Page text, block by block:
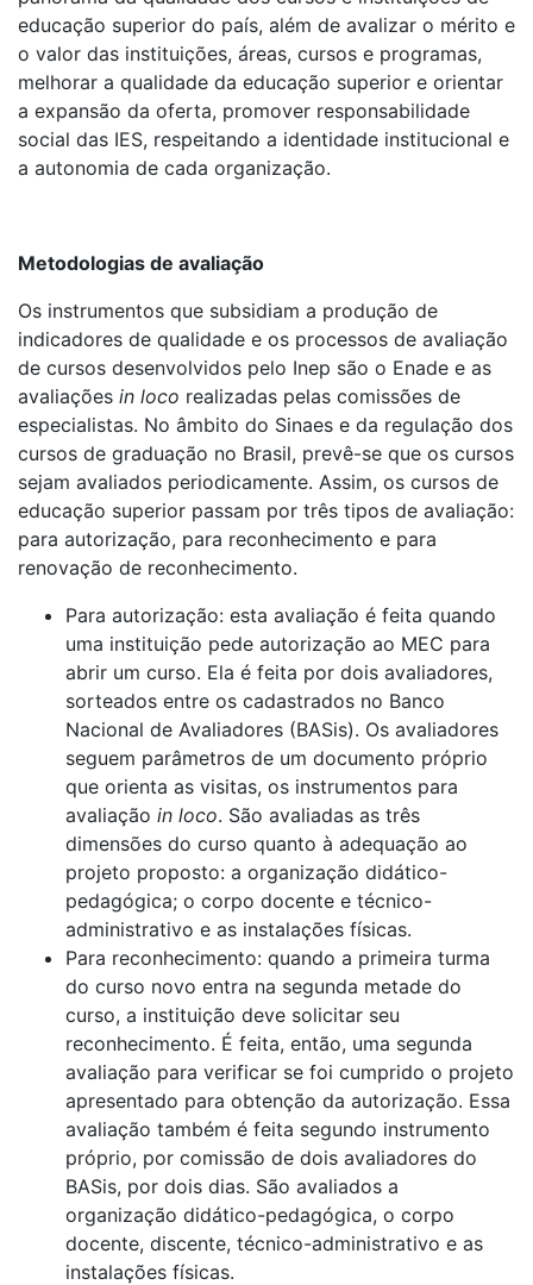
educação superior do país, além de avalizar o mérito e
o valor das instituições, áreas, cursos e programas,
melhorar a qualidade da educação superior e orientar
a expansão da oferta, promover responsabilidade
social das IES, respeitando a identidade institucional e
a autonomia de cada organização.
Metodologias de avaliação
Os instrumentos que subsidiam a produção de
indicadores de qualidade e os processos de avaliação
de cursos desenvolvidos pelo Inep são o Enade e as
avaliações in loco realizadas pelas comissões de
especialistas. No âmbito do Sinaes e da regulação dos
cursos de graduação no Brasil, prevê-se que os cursos
sejam avaliados periodicamente. Assim, os cursos de
educação superior passam por três tipos de avaliação:
para autorização, para reconhecimento e para
renovação de reconhecimento.
Para autorização: esta avaliação é feita quando
uma instituição pede autorização ao MEC para
abrir um curso. Ela é feita por dois avaliadores,
sorteados entre os cadastrados no Banco
Nacional de Avaliadores (BASis). Os avaliadores
seguem parâmetros de um documento próprio
que orienta as visitas, os instrumentos para
avaliação in loco. São avaliadas as três
dimensões do curso quanto à adequação ao
projeto proposto: a organização didático-
pedagógica; o corpo docente e técnico-
administrativo e as instalações físicas.
Para reconhecimento: quando a primeira turma
do curso novo entra na segunda metade do
curso, a instituição deve solicitar seu
reconhecimento. É feita, então, uma segunda
avaliação para verificar se foi cumprido o projeto
apresentado para obtenção da autorização. Essa
avaliação também é feita segundo instrumento
próprio, por comissão de dois avaliadores do
BASis, por dois dias. São avaliados a
organização didático-pedagógica, o corpo
docente, discente, técnico-administrativo e as
instalações físicas.